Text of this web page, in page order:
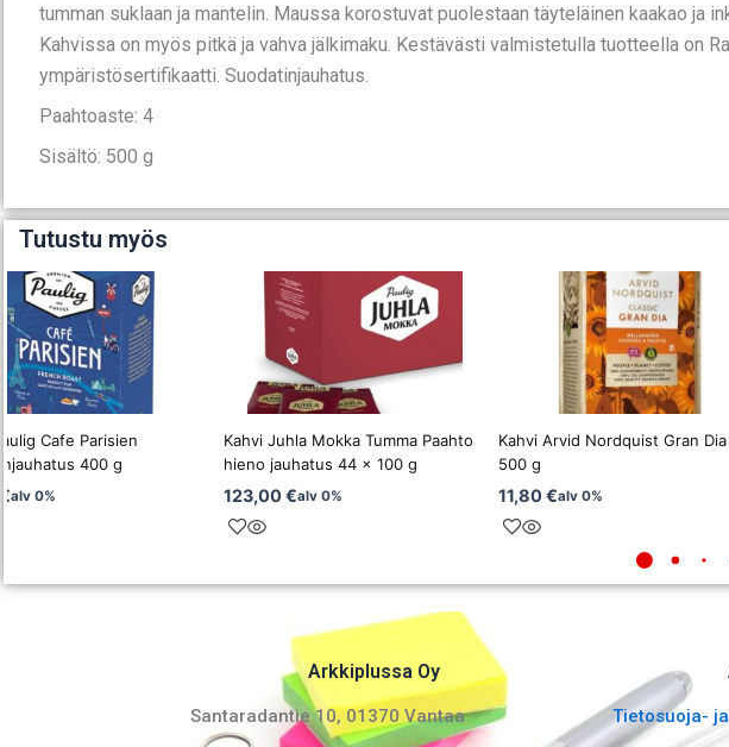
tumman suklaan ja mantelin. Maussa korostuvat puolestaan täyteläinen kaakao ja
Kahvissa on myös pitkä ja vahva jälkimaku. Kestävästi valmistetulla tuotteella on
ympäristösertifikaatti. Suodatinjauhatus.
Paahtoaste: 4
Sisältö: 500 g
Tutustu myös
Cafe Parisien
400 g
alv 0%
Kahvi Juhla Mokka Tumma Paahto
hieno jauhatus 44 x 100 g
123,00€alv 0%
Kahvi Arvid Nordquist Gran Dia
500 g
11,80€alv 0%
Arkkiplussa Oy
Santaradantie 10, 01370 Vantaa​
Tietosuoja-